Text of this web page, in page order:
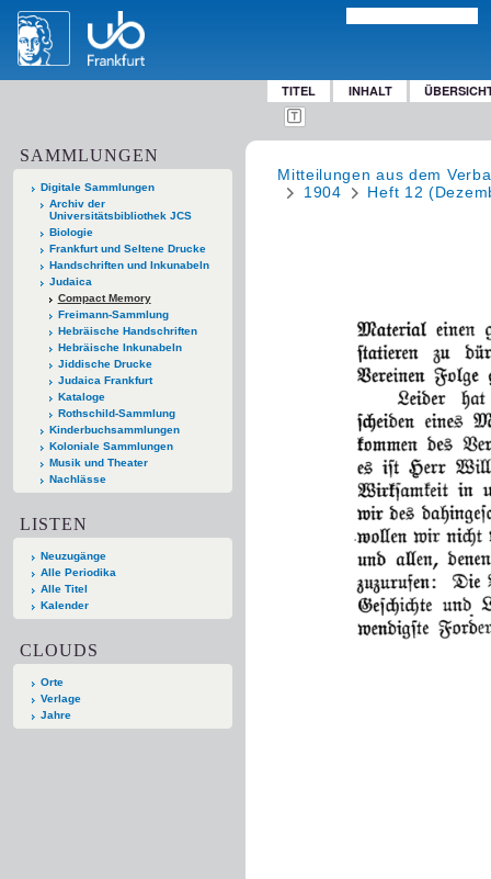
TITEL INHALT
SAMMLUNGEN
Digitale Sammlungen
Archiv der
Universitätsbibliothek JCS
Biologie
Frankfurt und Seltene Drucke
Handschriften und Inkunabeln
Judaica
Compact Memory
Freimann-Sammlung
Hebräische Handschriften
Hebräische Inkunabeln
Jiddische Drucke
Judaica Frankfurt
Kataloge
Rothschild-Sammlung
Kinderbuchsammlungen
Koloniale Sammlungen
Musik und Theater
Nachlässe
LISTEN
Neuzugänge
Alle Periodika
Alle Titel
Kalender
CLOUDS
Orte
Verlage
Jahre
Mitteilungen aus dem
1904
Heft 12